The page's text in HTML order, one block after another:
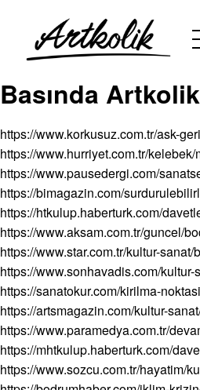
Basında Artkolik
https://www.korkusuz.com.tr/ask-
https://www.hurriyet.com.tr/
https://www.pausedergi.com/
https://bimagazin.com/
https://htkulup.haberturk.com/
https://www.aksam.com.tr/guncel/
https://www.star.com.tr/kultur-
https://www.sonhavadis.com/
https://sanatokur.com/kirilma-
https://artsmagazin.com/kultur-
https://www.paramedya.com.tr/
https://mhtkulup.haberturk.com/
https://www.sozcu.com.tr/hayatim/